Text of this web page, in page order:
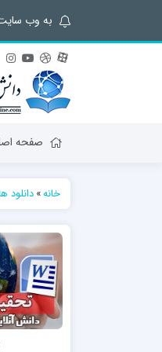
به وب
صفحه
خانه»دانلود